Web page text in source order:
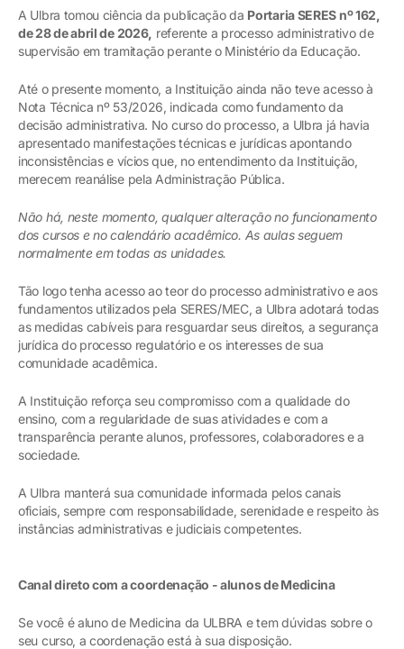
A Ulbra tomou ciência da publicação da Portaria SERES nº 162,
de 28 de abril de 2026, referente a processo administrativo de
supervisão em tramitação perante o Ministério da Educação.
Até o presente momento, a Instituição ainda não teve acesso à
Nota Técnica nº 53/2026, indicada como fundamento da
decisão administrativa. No curso do processo, a Ulbra já havia
apresentado manifestações técnicas e jurídicas apontando
inconsistências e vícios que, no entendimento da Instituição,
merecem reanálise pela Administração Pública.
Não há, neste momento, qualquer alteração no funcionamento
dos cursos e no calendário acadêmico. As aulas seguem
normalmente em todas as unidades.
Tão logo tenha acesso ao teor do processo administrativo e aos
fundamentos utilizados pela SERES/MEC, a Ulbra adotará todas
as medidas cabíveis para resguardar seus direitos, a segurança
jurídica do processo regulatório e os interesses de sua
comunidade acadêmica.
A Instituição reforça seu compromisso com a qualidade do
ensino, com a regularidade de suas atividades e com a
transparência perante alunos, professores, colaboradores e a
sociedade.
A Ulbra manterá sua comunidade informada pelos canais
oficiais, sempre com responsabilidade, serenidade e respeito às
instâncias administrativas e judiciais competentes.
Canal direto com a coordenação - alunos de Medicina
Se você é aluno de Medicina da ULBRA e tem dúvidas sobre o
seu curso, a coordenação está à sua disposição.